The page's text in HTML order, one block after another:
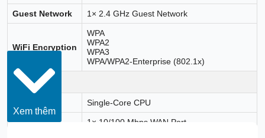
Guest Network 1× 2.4 GHz Guest Network
WiFi Encryption
WPA
WPA2
WPA3
WPA/WPA2-Enterprise (802.1x)
HARDWARE
Single-Core CPU
1× 10/100 Mbps WAN Port
Xem thêm